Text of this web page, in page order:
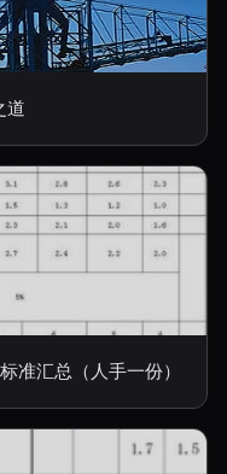
道
准汇总（人手一份）